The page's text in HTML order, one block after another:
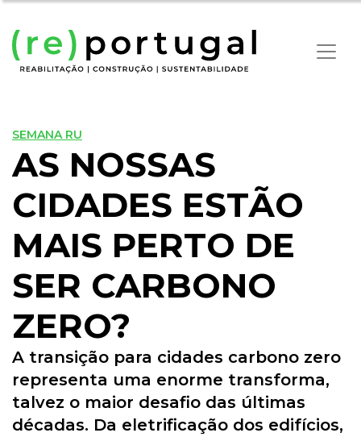
SEMANA RU
AS NOSSAS
CIDADES ESTÃO
MAIS PERTO DE
SER CARBONO
ZERO?
A transição para cidades carbono zero
representa uma enorme transforma,
talvez o maior desafio das últimas
décadas. Da eletrificação dos edifícios,